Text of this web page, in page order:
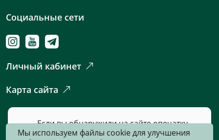
Социальные сети
Личный кабинет
Карта сайта
Если вы обнаружили на сайте опечатку
или неточность, пожалуйста, нажмите
Мы используем файлы cookie для улучшения